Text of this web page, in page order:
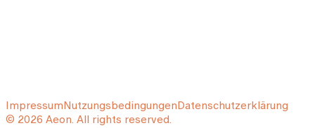
ImpressumNutzungsbedingungenDatenschutzerklärung
© 2026 Aeon. All rights reserved.